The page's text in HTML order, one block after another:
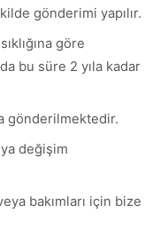
gönderimi yapılır.
göre
bu süre 2 yıla kadar
gönderilmektedir.
değişim
bakımları için bize